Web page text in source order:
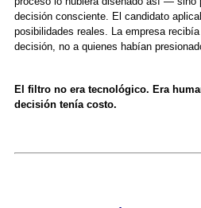
decisión consciente. El candidato
posibilidades reales. La empresa
decisión, no a quienes habían
El filtro no era tecnológico. Era
decisión tenía costo.